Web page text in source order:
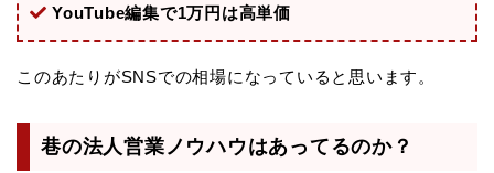
YouTube編集で1万円は高単価
このあたりがSNSでの相場になっていると思います。
巷の法人営業ノウハウはあってるのか？